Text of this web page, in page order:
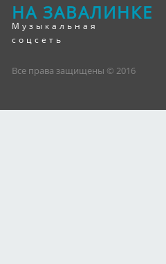
НА ЗАВАЛИНКЕ
Музыкальная
соцсеть
Все права защищены © 2016